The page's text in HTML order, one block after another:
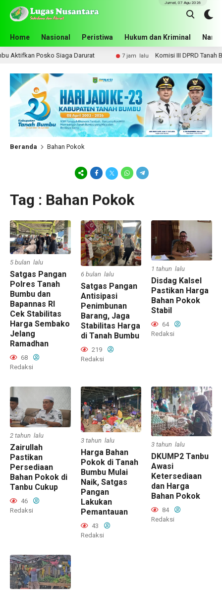
Home Nasional Peristiwa Hukum dan Kriminal
Jumat, 07 Agu 2026
Posko Siaga Darurat 7 jam lalu Komisi III DPRD Tanah
Beranda Bahan Pokok
Tag : Bahan Pokok
5 bulan lalu
Satgas Pangan
Polres Tanah
Bumbu dan
Bapannas RI
Cek Stabilitas
Harga Sembako
Jelang
Ramadhan
68
Redaksi
6 bulan lalu
Satgas Pangan
Antisipasi
Penimbunan
Barang, Jaga
Stabilitas Harga
di Tanah Bumbu
219
Redaksi
1 tahun lalu
Disdag Kalsel
Pastikan Harga
Bahan Pokok
Stabil
64
Redaksi
2 tahun lalu
Zairullah
Pastikan
Persediaan
Bahan Pokok di
Tanbu Cukup
46
Redaksi
3 tahun lalu
Harga Bahan
Pokok di Tanah
Bumbu Mulai
Naik, Satgas
Pangan
Lakukan
Pemantauan
43
Redaksi
3 tahun lalu
DKUMP2 Tanbu
Awasi
Ketersediaan
dan Harga
Bahan Pokok
84
Redaksi